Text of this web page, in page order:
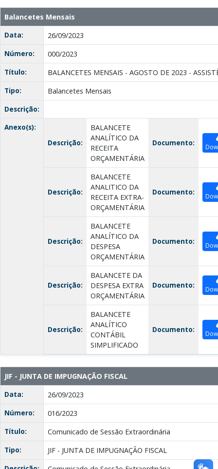
Balancetes Mensais
Data:
26/09/2023
Número:
000/2023
Título:
BALANCETES MENSAIS - AGOSTO DE 2023 -
Tipo:
Balancetes Mensais
Descrição:
Anexo(s):
Descrição:
BALANCETE
ANALÍTICO DA
RECEITA
ORÇAMENTÁRIA
Documento:
Descrição:
BALANCETE
ANALITICO DA
RECEITA EXTRA-
ORÇAMENTÁRIA
Documento:
Descrição:
BALANCETE
ANALÍTICO DA
DESPESA
ORÇAMENTÁRIA
Documento:
Descrição:
BALANCETE DA
DESPESA EXTRA
ORÇAMENTÁRIA
Documento:
Descrição:
BALANCETE
ANALÍTICO
CONTÁBIL
SIMPLIFICADO
Documento:
JIF - JUNTA DE IMPUGNAÇÃO FISCAL
Data:
26/09/2023
Número:
016/2023
Título:
Comunicado de Sessão Extraordinária
Tipo:
JIF - JUNTA DE IMPUGNAÇÃO FISCAL